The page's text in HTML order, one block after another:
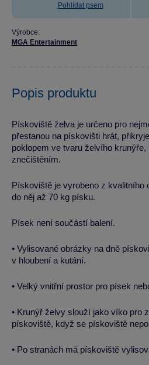
Pohlídat psem
Výrobce:
MGA Entertainment
Popis produktu
Pískoviště želva je určeno pro
přestanou na pískovišti hrát,
poklopem ve tvaru želvího
znečištěním.
Pískoviště je vyrobeno z kvalitního
do něj až 70 kg písku.
Písek není součástí balení.
• Vylisované obrázky na dně
v hloubení a kutání.
• Velký vnitřní prostor pro písek
• Krunýř želvy slouží jako víko pro
pískoviště, když se pískoviště
• Po stranách má pískoviště